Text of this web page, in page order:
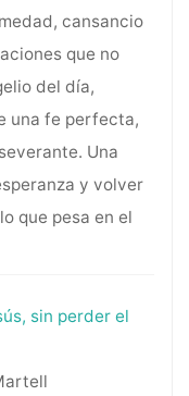
cansancio
que no
del día,
una fe perfecta,
Una
y volver
que pesa en el
sin perder el